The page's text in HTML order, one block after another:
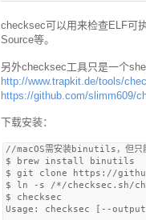
checksec可以用来检查ELF可
Source等。
另外checksec工具只是一个
http://www.trapkit.de/tools/
https://github.com/slimm609/
下载安装：
//macOS需安装binutils，但只
$ brew install binutils
$ git clone https://
$ ln -s /*/checksec.sh/
$ checksec
Usage: checksec [--